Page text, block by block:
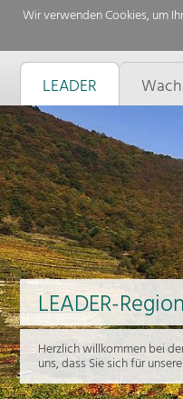
Wir verwenden Cookies, um
LEADER
LEADER-
Herzlich willkommen bei
uns, dass Sie sich für